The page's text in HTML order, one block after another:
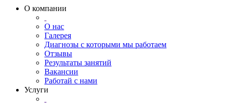
О компании
О нас
Галерея
Диагнозы с которыми мы работаем
Отзывы
Результаты занятий
Вакансии
Работай с нами
Услуги